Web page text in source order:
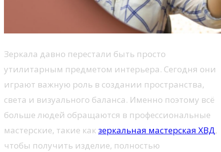
Зеркала давно перестали быть просто
утилитарным предметом интерьера. Сегодня они
играют важную роль в создании пространства,
света и визуального баланса. Именно поэтому всё
больше людей обращаются в профессиональные
мастерские, такие как зеркальная мастерская ХВД,
чтобы получить изделие, полностью